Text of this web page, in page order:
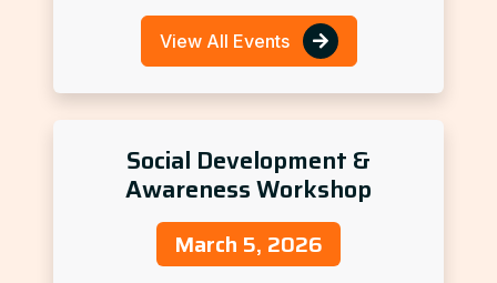
View All Events
Social Development &
Awareness Workshop
March 5, 2026